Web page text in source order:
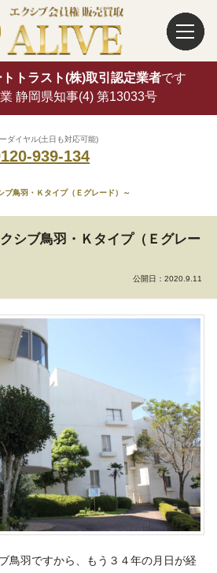
トトラスト(株)取引認定業者です
静岡県知事(4) 第13033号
ダイヤル(土日も対応可能)
939-134
鳥羽・Ｋタイプ（Ｅグレード）～
シブ鳥羽・Ｋタイプ（Ｅグレー
公開日： 2020.9.11
鳥羽ですから、もう３４年の月日が経